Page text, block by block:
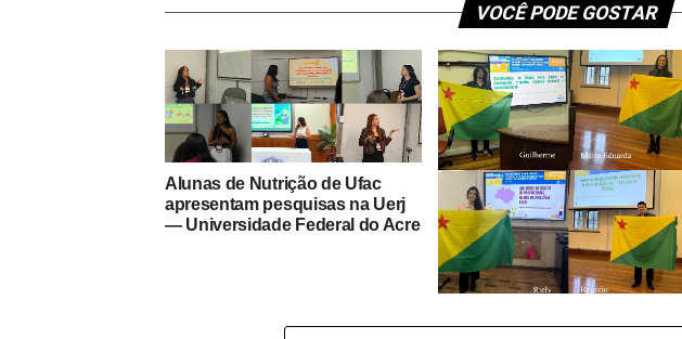
VOCÊ PODE GOSTAR
Alunas de Nutrição de Ufac
apresentam pesquisas na Uerj
— Universidade Federal do Acre
Alunos da Ufac se apresentam